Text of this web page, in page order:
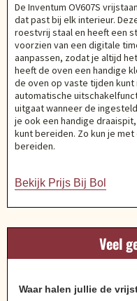
De Inventum OV607S
dat past bij elk interieur.
roestvrij staal en heeft een
voorzien van een digitale
aanpassen, zodat je altijd
heeft de oven een handige
de oven op vaste tijden kunt
automatische
uitgaat wanneer de
je ook een handige
kunt bereiden. Zo kun je
bereiden.
Bekijk Prijs Bij Bol
Veel
Waar halen jullie de